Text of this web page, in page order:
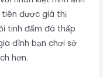
tiên được giá thị
tinh đấm đá thấp
đình bạn chơi sở
hơn.